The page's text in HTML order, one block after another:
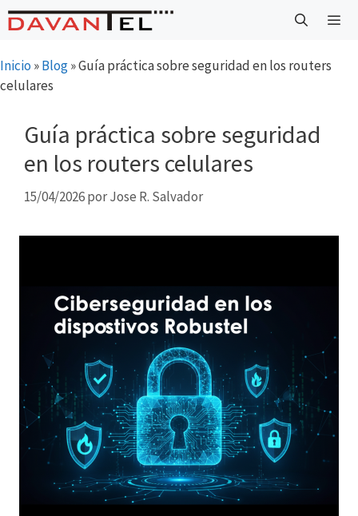
Saltar
al
Menú
Inicio »Blog»Guía práctica sobre seguridad en los routers
celulares
Guía práctica sobre seguridad
en los routers celulares
15/04/2026porJose R. Salvador